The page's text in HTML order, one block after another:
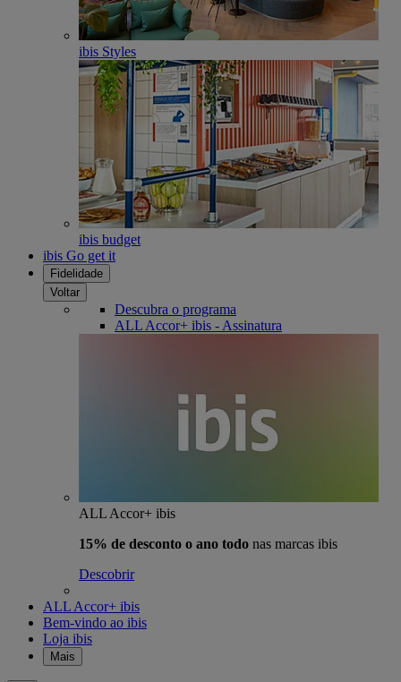
ibis Styles
ibis budget
ibis Go get it
Fidelidade
Voltar
Descubra o programa
ALL Accor+ ibis - Assinatura
ALL Accor+ ibis
15% de desconto o ano todo nas marcas ibis
Descobrir
ALL Accor+ ibis
Bem-vindo ao ibis
Loja ibis
Mais